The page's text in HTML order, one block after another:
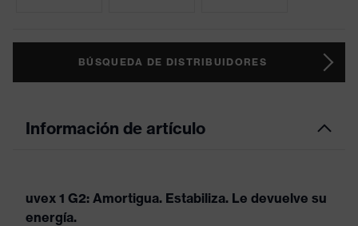
BÚSQUEDA DE DISTRIBUIDORES
Información de artículo
uvex 1 G2: Amortigua. Estabiliza. Le devuelve su
energía.